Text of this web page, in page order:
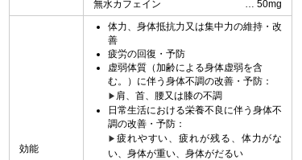
無水カフェイン
50mg
効能
体力、身体抵抗力又は集中力の維持・改
善
疲労の回復・予防
虚弱体質（加齢による身体虚弱を含
む。）に伴う身体不調の改善・予防：
▶︎ 肩、首、腰又は膝の不調
日常生活における栄養不良に伴う身体不
調の改善・予防：
▶︎ 疲れやすい、疲れが残る、体力がな
い、身体が重い、身体がだるい